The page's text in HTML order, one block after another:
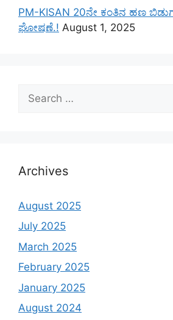
PM-KISAN 20ನೇ ಕಂತಿನ ಹಣ
ಘೋಷಣೆ.! August 1, 2025
for:
Archives
August 2025
July 2025
March 2025
February 2025
January 2025
August 2024